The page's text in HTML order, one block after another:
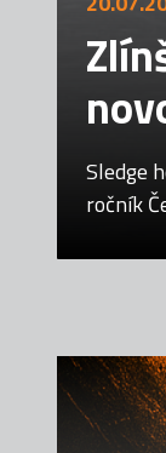
Sledge
ročník